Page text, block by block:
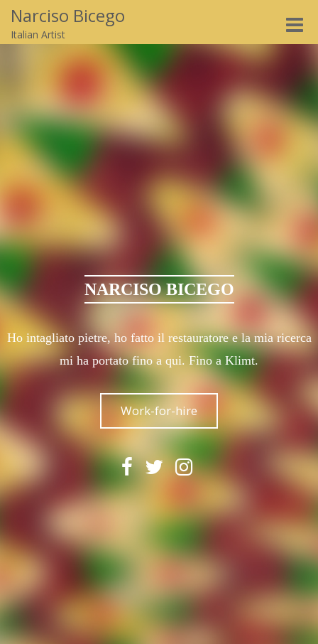
Narciso Bicego
Italian Artist
Toggle
NARCISO BICEGO
Ho intagliato pietre, ho fatto il restauratore e la mia ricerca
mi ha portato fino a qui. Fino a Klimt.
Work-for-hire